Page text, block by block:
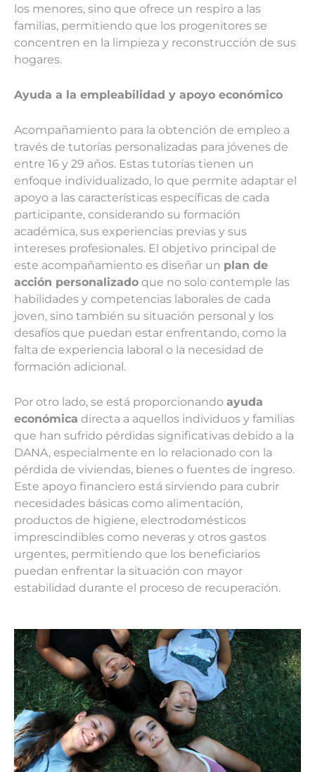
los menores, sino que ofrece un respiro a las
familias, permitiendo que los progenitores se
concentren en la limpieza y reconstrucción de sus
hogares.
Ayuda a la empleabilidad y apoyo económico
Acompañamiento para la obtención de empleo a
través de tutorías personalizadas para jóvenes de
entre 16 y 29 años. Estas tutorías tienen un
enfoque individualizado, lo que permite adaptar el
apoyo a las características específicas de cada
participante, considerando su formación
académica, sus experiencias previas y sus
intereses profesionales. El objetivo principal de
este acompañamiento es diseñar un plan de
acción personalizado que no solo contemple las
habilidades y competencias laborales de cada
joven, sino también su situación personal y los
desafíos que puedan estar enfrentando, como la
falta de experiencia laboral o la necesidad de
formación adicional.
Por otro lado, se está proporcionando ayuda
económica directa a aquellos individuos y familias
que han sufrido pérdidas significativas debido a la
DANA, especialmente en lo relacionado con la
pérdida de viviendas, bienes o fuentes de ingreso.
Este apoyo financiero está sirviendo para cubrir
necesidades básicas como alimentación,
productos de higiene, electrodomésticos
imprescindibles como neveras y otros gastos
urgentes, permitiendo que los beneficiarios
puedan enfrentar la situación con mayor
estabilidad durante el proceso de recuperación.